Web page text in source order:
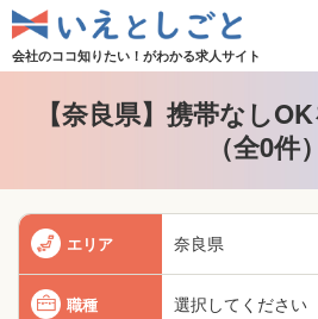
会社のココ知りたい！がわかる求人サイト
【奈良県】携帯なし
（全0件）
エリア 奈良県
職種 選択してください